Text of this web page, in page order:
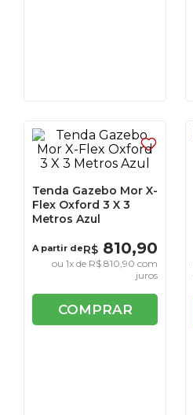
Tenda Gazebo Mor X-
Flex Oxford 3 X 3
Metros Azul
A partir deR$ 810,90
ou1x de R$ 810,90 com
juros
COMPRAR